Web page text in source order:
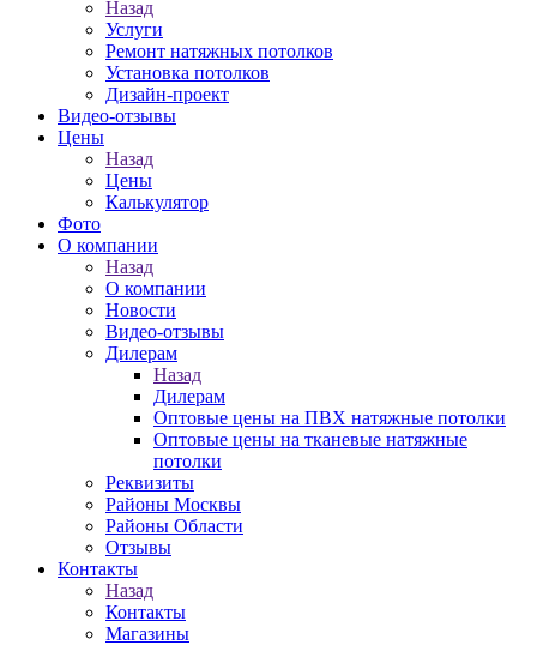
Назад
Услуги
Ремонт натяжных потолков
Установка потолков
Дизайн-проект
Видео-отзывы
Цены
Назад
Цены
Калькулятор
Фото
О компании
Назад
О компании
Новости
Видео-отзывы
Дилерам
Назад
Дилерам
Оптовые цены на ПВХ натяжные потолки
Оптовые цены на тканевые натяжные
потолки
Реквизиты
Районы Москвы
Районы Области
Отзывы
Контакты
Назад
Контакты
Магазины